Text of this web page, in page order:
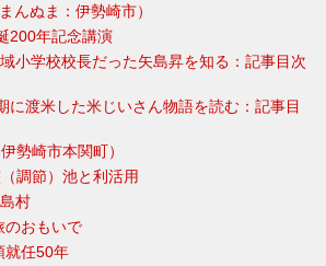
んぬま：伊勢崎市）
200年記念講演
小学校校長だった矢島昇を知る：記事目次
に渡米した米じいさん物語を読む：記事目
勢崎市本関町）
調節）池と利活用
村
のおもいで
就任50年